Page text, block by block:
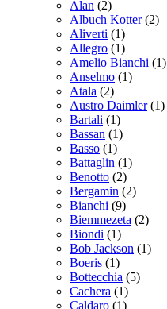
Alan (2)
Albuch Kotter (2)
Aliverti (1)
Allegro (1)
Amelio Bianchi (1)
Anselmo (1)
Atala (2)
Austro Daimler (1)
Bartali (1)
Bassan (1)
Basso (1)
Battaglin (1)
Benotto (2)
Bergamin (2)
Bianchi (9)
Biemmezeta (2)
Biondi (1)
Bob Jackson (1)
Boeris (1)
Bottecchia (5)
Cachera (1)
Caldaro (1)